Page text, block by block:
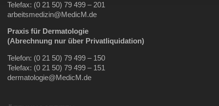
Telefax: (0 21 50) 79 499 – 201
arbeitsmedizin@MedicM.de
Praxis für Dermatologie
(Abrechnung nur über Privatliquidation)
Telefon: (0 21 50) 79 499 – 150
Telefax: (0 21 50) 79 499 – 151
dermatologie@MedicM.de